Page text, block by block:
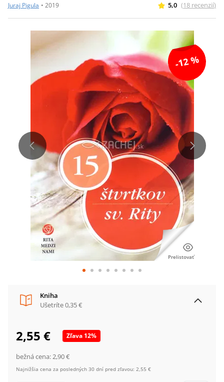
Juraj Pigula • 2019 5,0 (18 recenzií)
-12 %
Prelistovať
Kniha
Ušetríte0,35 €
2,55 € Zľava 12%
bežná cena:2,90 €
Najnižšia cena za posledných 30 dní pred zľavou: 2,55 €